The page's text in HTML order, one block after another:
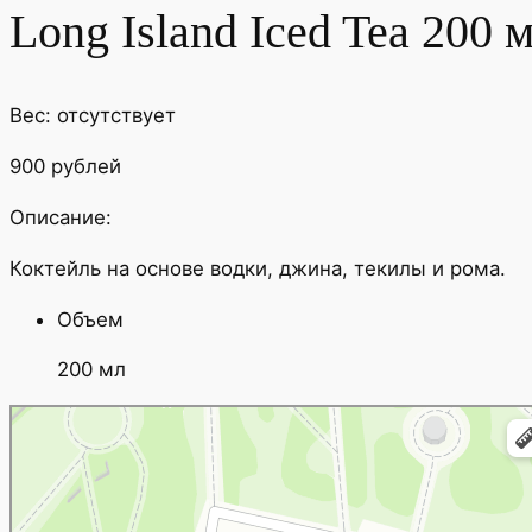
Long Island Iced Tea 200
Вес: отсутствует
900 рублей
Описание:
Коктейль на основе водки, джина, текилы и рома.
Объем
200 мл